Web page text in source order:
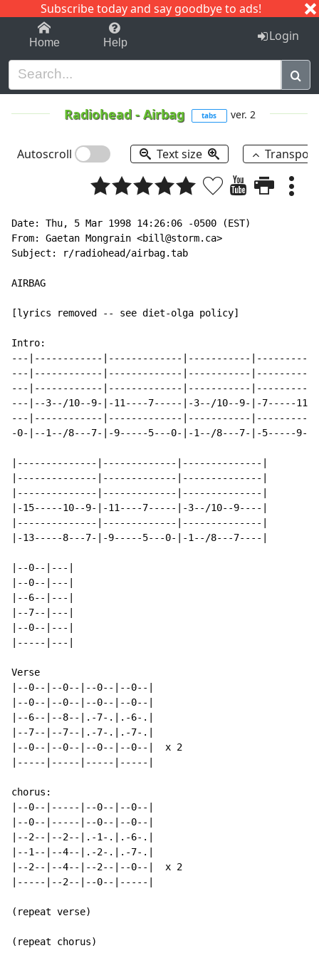
Subscribe today and say goodbye to ads!
1-9 C I J
Home Help Login
Radiohead-Airbag tabs ver. 2
Autoscroll Text size
Date: Thu, 5 Mar 1998 14:26:06 -0500 (EST)
From: Gaetan Mongrain <bill@storm.ca>
Subject: r/radiohead/airbag.tab
AIRBAG
[lyrics removed -- see diet-olga policy]
Intro:
---|------------|-------------|-----------
---|------------|-------------|-----------
---|------------|-------------|-----------
---|--3--/10--9-|-11----7-----|-3--/10--9-|-7-----11--
---|------------|-------------|-----------
-0-|--1--/8---7-|-9-----5---0-|-1--/8---7-|-5-----9---
|--------------|-------------|--------------|
|--------------|-------------|--------------|
|--------------|-------------|--------------|
|-15-----10--9-|-11----7-----|-3--/10--9----|
|--------------|-------------|--------------|
|-13-----8---7-|-9-----5---0-|-1--/8---7----|
|--0--|---|
|--0--|---|
|--6--|---|
|--7--|---|
|--0--|---|
|-----|---|
Verse
|--0--|--0--|--0--|--0--|
|--0--|--0--|--0--|--0--|
|--6--|--8--|.-7-.|.-6-.|
|--7--|--7--|.-7-.|.-7-.|
|--0--|--0--|--0--|--0--|  x 2
|-----|-----|-----|-----|
chorus:
|--0--|-----|--0--|--0--|
|--0--|-----|--0--|--0--|
|--2--|--2--|.-1-.|.-6-.|
|--1--|--4--|.-2-.|.-7-.|
|--2--|--4--|--2--|--0--|  x 2
|-----|--2--|--0--|-----|
(repeat verse)
(repeat chorus)